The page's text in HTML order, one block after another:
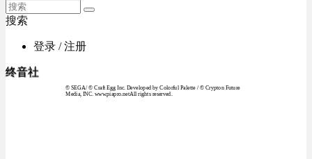
搜索
登录 / 注册
终音社
© SEGA / © Craft Egg Inc. Developed by Colorful Palette / © Crypton Future
Media, INC. www.piapro.netAll rights reserved.